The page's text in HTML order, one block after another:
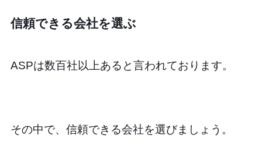
信頼できる会社を選ぶ
ASPは数百社以上あると言われております。
その中で、信頼できる会社を選びましょう。